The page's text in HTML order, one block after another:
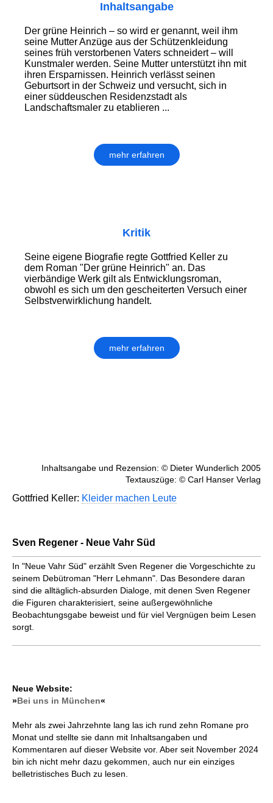
Inhaltsangabe
Der grüne Heinrich – so wird er genannt, weil ihm
seine Mutter Anzüge aus der Schützenkleidung
seines früh verstorbenen Vaters schneidert – will
Kunstmaler werden. Seine Mutter unterstützt ihn mit
ihren Ersparnissen. Heinrich verlässt seinen
Geburtsort in der Schweiz und versucht, sich in
einer süddeuschen Residenzstadt als
Landschaftsmaler zu etablieren ...
mehr erfahren
Kritik
Seine eigene Biografie regte Gottfried Keller zu
dem Roman "Der grüne Heinrich" an. Das
vierbändige Werk gilt als Entwicklungsroman,
obwohl es sich um den gescheiterten Versuch einer
Selbstverwirklichung handelt.
mehr erfahren
Inhaltsangabe und Rezension: © Dieter Wunderlich 2005
Textauszüge: © Carl Hanser Verlag
Gottfried Keller: Kleider machen Leute
Sven Regener - Neue Vahr Süd
In "Neue Vahr Süd" erzählt Sven Regener die Vorgeschichte zu
seinem Debütroman "Herr Lehmann". Das Besondere daran
sind die alltäglich-absurden Dialoge, mit denen Sven Regener
die Figuren charakterisiert, seine außergewöhnliche
Beobachtungsgabe beweist und für viel Vergnügen beim Lesen
sorgt.
Neue Website:
»Bei uns in München«
Mehr als zwei Jahrzehnte lang las ich rund zehn Romane pro
Monat und stellte sie dann mit Inhaltsangaben und
Kommentaren auf dieser Website vor. Aber seit November 2024
bin ich nicht mehr dazu gekommen, auch nur ein einziges
belletristisches Buch zu lesen.